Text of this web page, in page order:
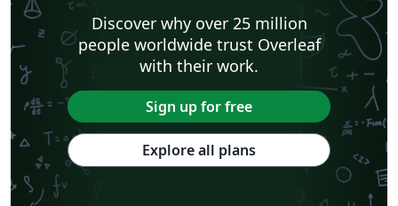
Discover why over 25 million
people worldwide trust Overleaf
with their work.
Sign up for free
Explore all plans